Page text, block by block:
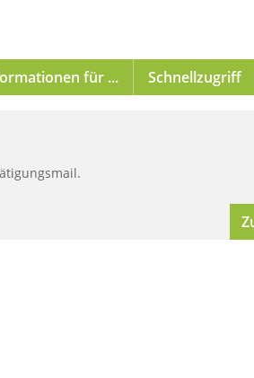
für ... Schnellzugriff